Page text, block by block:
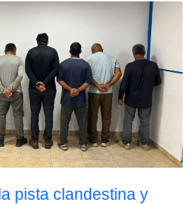
pista clandestina y